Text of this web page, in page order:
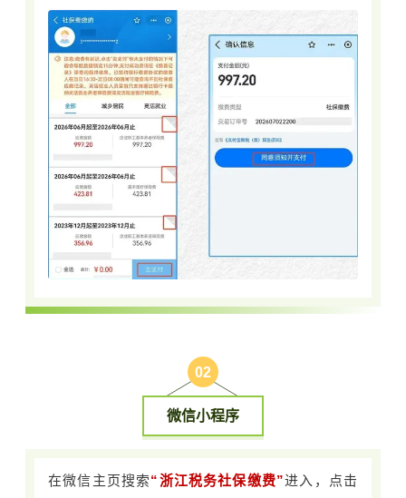
02
微信小程序
在微信主页搜索“浙江税务社保缴费”进入，点击